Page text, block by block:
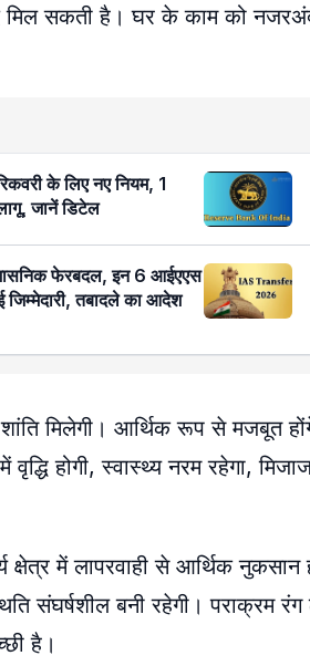
सकती है। घर के काम को
के लिए नए नियम, 1
जानें डिटेल
फेरबदल, इन 6 आईएएस
जिम्मेदारी, तबादले का आदेश
मिलेगी। आर्थिक रूप से मजबूत
होगी, स्वास्थ्य नरम रहेगा,
क्षेत्र में लापरवाही से आर्थिक
संघर्षशील बनी रहेगी। पराक्रम रंग
है।